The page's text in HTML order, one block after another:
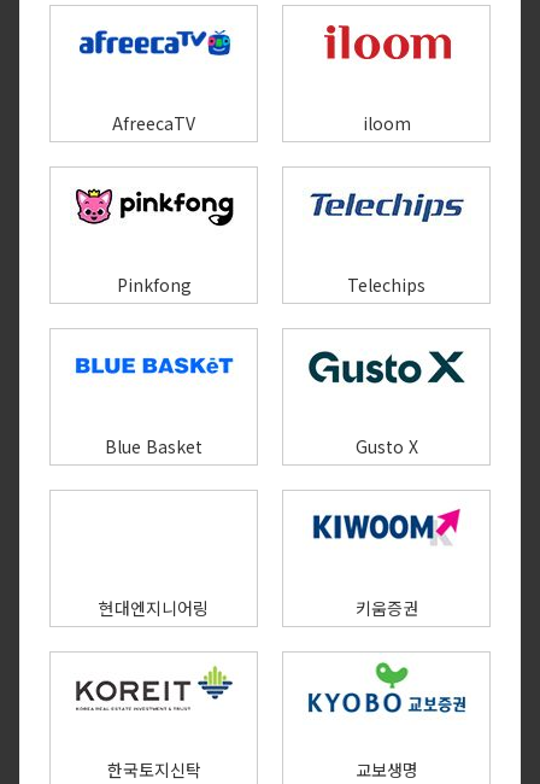
AfreecaTV iloom
Pinkfong Telechips
Blue Basket Gusto X
현대엔지니어링 키움증권
한국토지신탁 교보생명